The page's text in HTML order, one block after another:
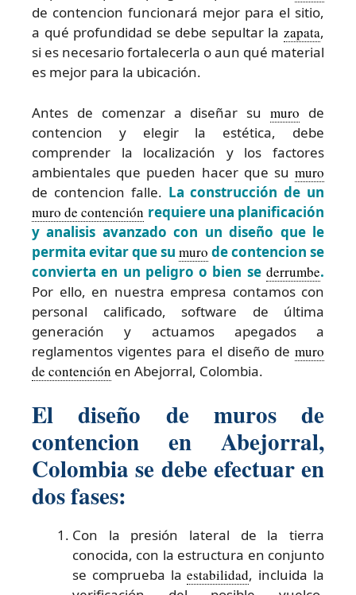
de contencion funcionará mejor para el sitio,
a qué profundidad se debe sepultar la zapata,
si es necesario fortalecerla o aun qué material
es mejor para la ubicación.
Antes de comenzar a diseñar sumuro de
contencion y elegir la estética, debe
comprender la localización y los factores
ambientales que pueden hacer que su muro
de contencion falle. La construcción de un
muro de contención requiere una planificación
y analisis avanzado con un diseño que le
permita evitar que su muro de contencion se
convierta en un peligro o bien se derrumbe.
Por ello, en nuestra empresa contamos con
personal calificado, software de última
generación y actuamos apegados a
reglamentos vigentes para el diseño de muro
de contención en Abejorral, Colombia.
El diseño de muros de
contencion en Abejorral,
Colombia se debe efectuar en
dos fases:
Con la presión lateral de la tierra
conocida, con la estructura en conjunto
se comprueba laestabilidad, incluida la